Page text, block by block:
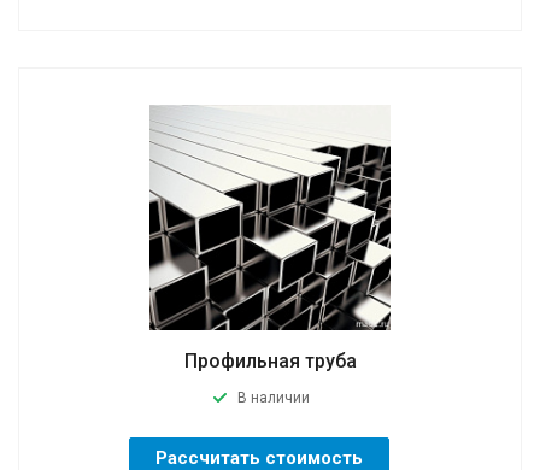
Профильная труба
В наличии
Рассчитать стоимость